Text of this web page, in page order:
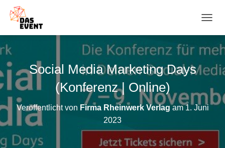
A
A
I
N
M
Social Media Marketing Days
(Konferenz | Online)
Veröffentlicht von Firma Rheinwerk Verlagam1. Juni
2023